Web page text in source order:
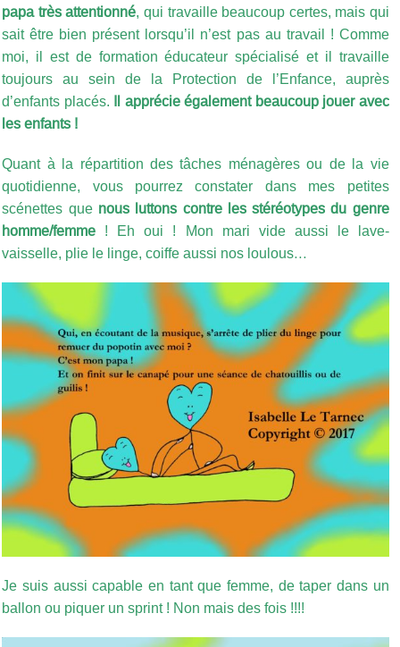
papa très attentionné, qui travaille beaucoup certes, mais qui
sait être bien présent lorsqu’il n’est pas au travail ! Comme
moi, il est de formation éducateur spécialisé et il travaille
toujours au sein de la Protection de l’Enfance, auprès
d’enfants placés.
Il apprécie également beaucoup jouer avec
les enfants !
Quant à la répartition des tâches ménagères ou de la vie
quotidienne, vous pourrez constater dans mes petites
scénettes quenous luttons contre les stéréotypes du genre
homme/femme ! Eh oui ! Mon mari vide aussi le lave-
vaisselle, plie le linge, coiffe aussi nos loulous…
Je suis aussi capable en tant que femme, de taper dans un
ballon ou piquer un sprint ! Non mais des fois !!!!